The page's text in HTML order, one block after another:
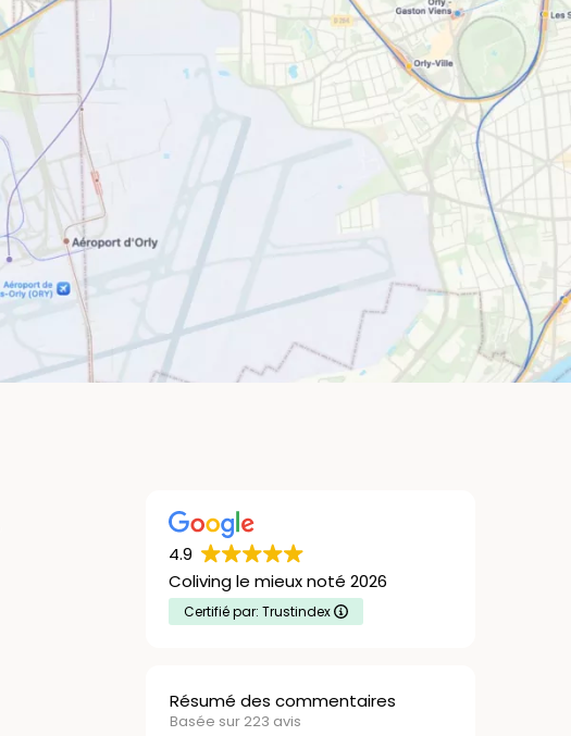
4.9
Coliving le mieux noté 2026
Certifié par: Trustindex
Résumé des commentaires
Basée sur 223 avis